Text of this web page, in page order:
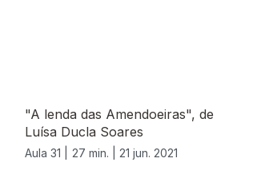
"A lenda das Amendoeiras", de
Luísa Ducla Soares
Aula 31 | 27 min. | 21 jun. 2021